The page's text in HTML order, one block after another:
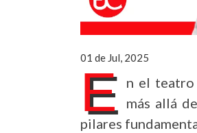
01 de Jul, 2025
E
n el teatro
más allá
pilares